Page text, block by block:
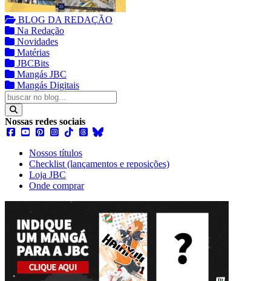
BLOG DA REDAÇÃO
Na Redação
Novidades
Matérias
JBCBits
Mangás JBC
Mangás Digitais
Nossas redes sociais
Nossos títulos
Checklist (lançamentos e reposições)
Loja JBC
Onde comprar